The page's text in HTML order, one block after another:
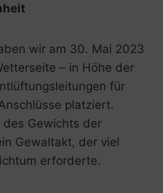
wir am 30. Mai 2023
– in Höhe der
für
platziert.
Gewichts der
Gewaltakt, der viel
erforderte.